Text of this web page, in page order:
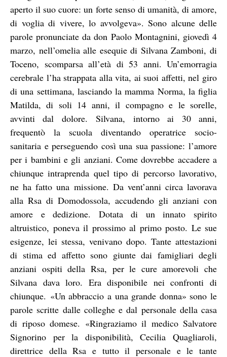
aperto il suo cuore: un forte senso di umanità, di amore,
di voglia di vivere, lo avvolgeva». Sono alcune delle
parole pronunciate da don Paolo Montagnini, giovedì 4
marzo, nell’omelia alle esequie di Silvana Zamboni, di
Toceno, scomparsa all’età di 53 anni. Un’emorragia
cerebrale l’ha strappata alla vita, ai suoi affetti, nel giro
di una settimana, lasciando la mamma Norma, la figlia
Matilda, di soli 14 anni, il compagno e le sorelle,
avvinti dal dolore.
Silvana, intorno ai 30 anni,
frequentò la scuola diventando operatrice socio-
sanitaria e perseguendo così una sua passione: l’amore
per i bambini e gli anziani. Come dovrebbe accadere a
chiunque intraprenda quel tipo di percorso lavorativo,
ne ha fatto una missione. Da vent’anni circa lavorava
alla Rsa di Domodossola, accudendo gli anziani con
amore e dedizione. Dotata di un innato spirito
altruistico, poneva il prossimo al primo posto. Le sue
esigenze, lei stessa, venivano dopo. Tante attestazioni
di stima ed affetto sono giunte dai famigliari degli
anziani ospiti della Rsa, per le cure amorevoli che
Silvana dava loro. Era disponibile nei confronti di
chiunque. «Un abbraccio a una grande donna» sono le
parole scritte dalle colleghe e dal personale della casa
di riposo domese. «Ringraziamo il medico Salvatore
Signorino per la disponibilità, Cecilia Quagliaroli,
direttrice della Rsa e tutto il personale e le tante